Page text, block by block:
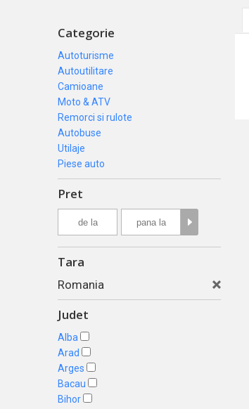
Categorie
Autoturisme
Autoutilitare
Camioane
Moto & ATV
Remorci si rulote
Autobuse
Utilaje
Piese auto
Pret
Tara
Romania
Judet
Alba
Arad
Arges
Bacau
Bihor